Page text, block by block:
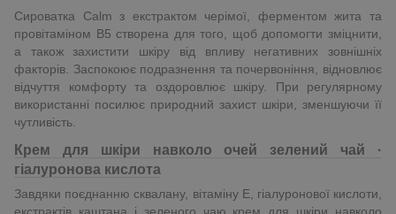
Сироватка Calm з екстрактом черімої, ферментом жита та
провітаміном В5 створена для того, щоб допомогти зміцнити,
а також захистити шкіру від впливу негативних зовнішніх
факторів. Заспокоює подразнення та почервоніння, відновлює
відчуття комфорту та оздоровлює шкіру. При регулярному
використанні посилює природний захист шкіри, зменшуючи її
чутливість.
Крем для шкіри навколо очей зелений чай ·
гіалуронова кислота
Завдяки поєднанню сквалану, вітаміну Е, гіалуронової кислоти,
екстрактів каштана і зеленого чаю крем для шкіри навколо